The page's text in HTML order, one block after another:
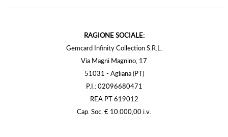
RAGIONE SOCIALE:
Gemcard Infinity Collection S.R.L.
Via Magni Magnino, 17
51031 - Agliana (PT)
P.I.: 02096680471
REA PT 619012
Cap. Soc. € 10.000,00 i.v.